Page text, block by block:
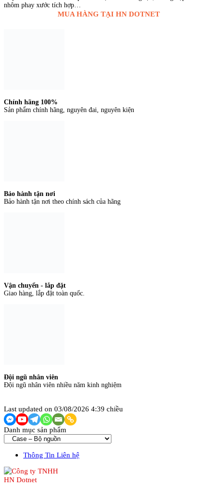
nhôm phay xước tích hợp…
MUA HÀNG TẠI HN DOTNET
Chính hãng 100%
Sản phẩm chính hãng, nguyên đai, nguyên kiện
Bảo hành tận nơi
Bảo hành tận nơi theo chính sách của hãng
Vận chuyển - lắp đặt
Giao hàng, lắp đặt toàn quốc.
Đội ngũ nhân viên
Đội ngũ nhân viên nhiều năm kinh nghiệm
Last updated on 03/08/2026 4:39 chiều
Danh mục sản phẩm
Thông Tin Liên hệ